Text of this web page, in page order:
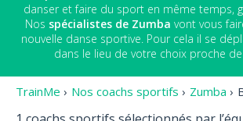
danser et faire du sport en même temps,
Nos spécialistes de Zumba vont vous
nouvelle danse sportive. Pour cela il se
dans le lieu de votre choix proche
TrainMe › Nos coachs sportifs › Zumba ›